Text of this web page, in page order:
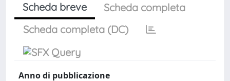
Scheda breve
Scheda completa
Scheda completa (DC)
Anno di pubblicazione